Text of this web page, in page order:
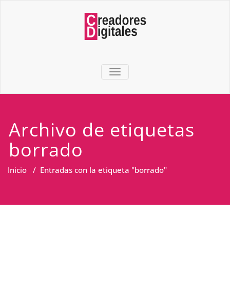
TOGGLE NAVIGATION
Archivo de etiquetas
borrado
Inicio / Entradas con la etiqueta "borrado"